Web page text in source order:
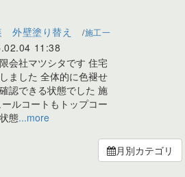
外壁塗り替え
施工一
11:38
会社マツシタです 住宅
ました 全体的に色褪せ
認できる状態でした 施
ルコートもトップコー
態...more
月別カテゴリ